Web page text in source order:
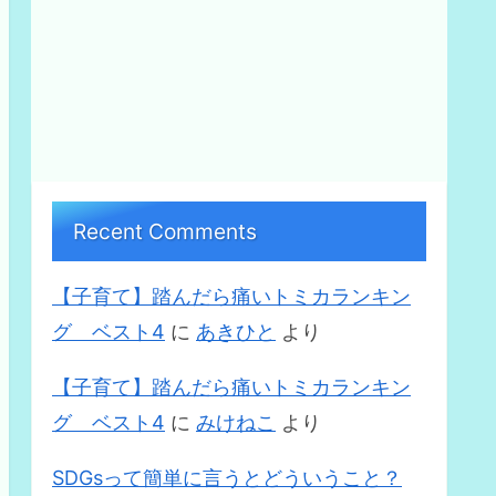
Recent Comments
【子育て】踏んだら痛いトミカランキン
グ ベスト4 に あきひと より
【子育て】踏んだら痛いトミカランキン
グ ベスト4 に みけねこ より
SDGsって簡単に言うとどういうこと？